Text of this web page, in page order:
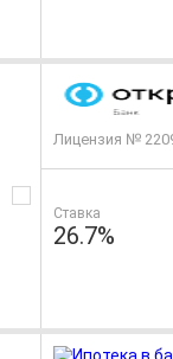
Лицензия №
Ставка
26.7%